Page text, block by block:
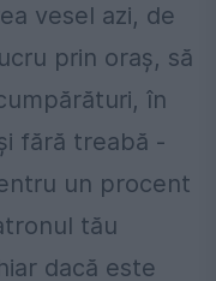
vesel azi, de
prin oraş, să
în
fără treabă -
un procent
tău
dacă este